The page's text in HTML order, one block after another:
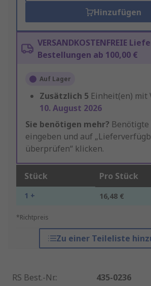
Hinzufügen
VERSANDKOSTENFREIE
Bestellungen ab 100,00 €
Auf Lager
Zusätzlich 5 Einheit(en) mit
10. August 2026
Sie benötigen mehr? Benötigte
eingeben und auf
überprüfen“ klicken.
Stück Pro Stück
1 + 16,48 €
*Richtpreis
Zu einer Teileliste
RS Best.-Nr.:
435-0236